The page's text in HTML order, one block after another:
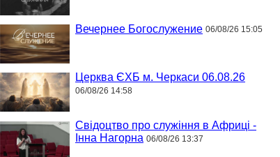
Вечернее Богослужение 06/08/26 15:05
Церква ЄХБ м. Черкаси 06.08.26
06/08/26 14:58
Свідоцтво про служіння в Африці -
Інна Нагорна 06/08/26 13:37